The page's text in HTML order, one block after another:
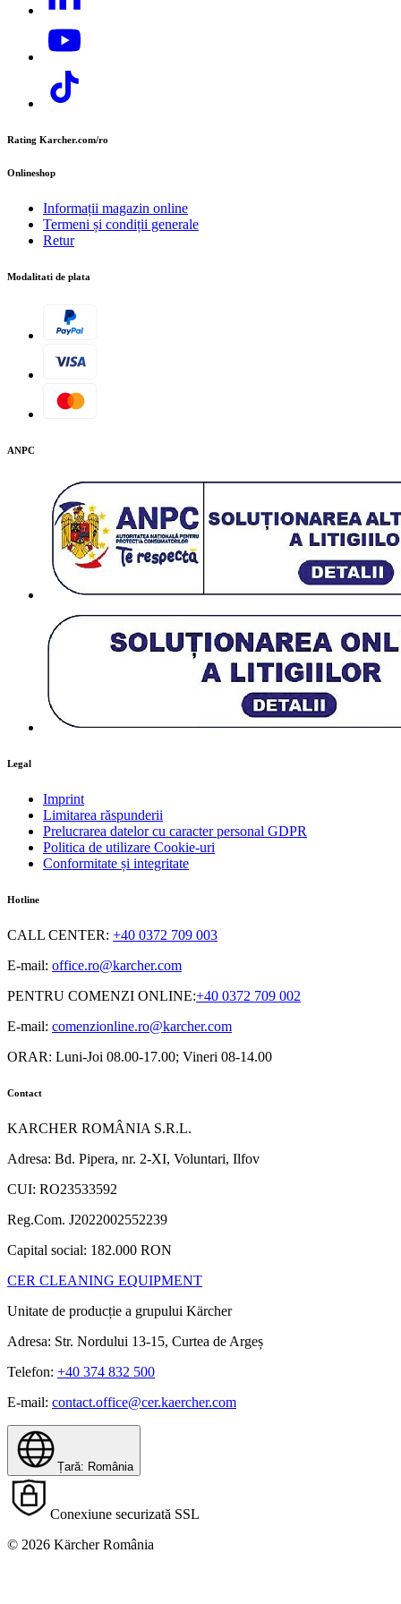
Rating Karcher.com/ro
Onlineshop
Informații magazin online
Termeni și condiții generale
Retur
Modalitati de plata
ANPC
Legal
Imprint
Limitarea răspunderii
Prelucrarea datelor cu caracter personal GDPR
Politica de utilizare Cookie-uri
Conformitate și integritate
Hotline
CALL CENTER: +40 0372 709 003
E-mail: office.ro@karcher.com
PENTRU COMENZI ONLINE:+40 0372 709 002
E-mail: comenzionline.ro@karcher.com
ORAR: Luni-Joi 08.00-17.00; Vineri 08-14.00
Contact
KARCHER ROMÂNIA S.R.L.
Adresa: Bd. Pipera, nr. 2-XI, Voluntari, Ilfov
CUI: RO23533592
Reg.Com. J2022002552239
Capital social: 182.000 RON
CER CLEANING EQUIPMENT
Unitate de producție a grupului Kärcher
Adresa: Str. Nordului 13-15, Curtea de Argeș
Telefon: +40 374 832 500
E-mail: contact.office@cer.kaercher.com
Țară: România
Conexiune securizată SSL
© 2026 Kärcher România